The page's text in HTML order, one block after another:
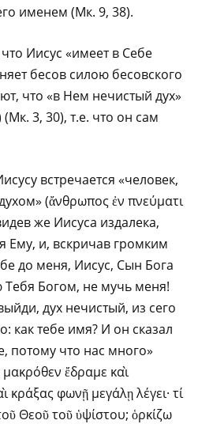
именем (Мк. 9, 38).
Иисус «имеет в Себе
бесов силою бесовского
что «в Нем нечистый дух»
(Мк. 3, 30), т.е. что он сам
встречается «человек,
(ἄνθρωπος ἐν πνεύματι
же Иисуса издалека,
Ему, и, вскричав громким
до меня, Иисус, Сын Бога
Богом, не мучь меня!
дух нечистый, из сего
как тебе имя? И он сказал
потому что нас много»
ἔδραμε καὶ
φωνῇ μεγάλῃ λέγει· τί
Θεοῦ τοῦ ὑψίστου; ὁρκίζω